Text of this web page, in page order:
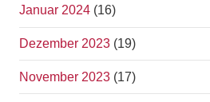
Januar 2024 (16)
Dezember 2023 (19)
November 2023 (17)